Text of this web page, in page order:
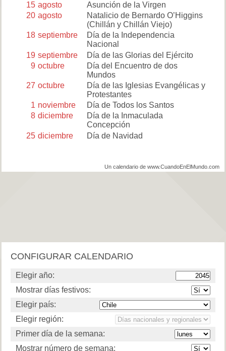
15 agosto
Asunción de la Virgen
20 agosto
Natalicio de Bernardo O’Higgins
(Chillán y Chillán Viejo)
18 septiembre
Día de la Independencia
Nacional
19 septiembre
Día de las Glorias del Ejército
9 octubre
Día del Encuentro de dos
Mundos
27 octubre
Día de las Iglesias Evangélicas y
Protestantes
1 noviembre
Día de Todos los Santos
8 diciembre
Día de la Inmaculada
Concepción
25 diciembre Día de Navidad
Un calendario de www.CuandoEnElMundo.com
CONFIGURAR CALENDARIO
Elegir año:
Mostrar días festivos:
Elegir país:
Elegir región:
Primer día de la semana:
Mostrar número de semana: